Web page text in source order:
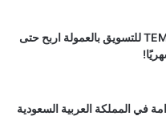
تحديثات برنامج TEMU للتسويق بالعمولة اربح حتى
في المملكة العربية السعودية